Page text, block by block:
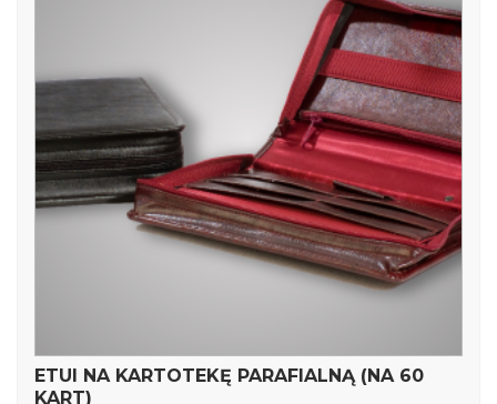
ETUI NA KARTOTEKĘ PARAFIALNĄ (NA 60
KART)